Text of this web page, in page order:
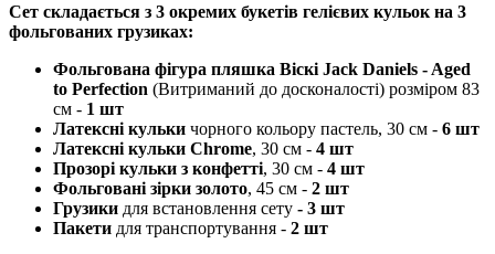
Сет складається з 3 окремих букетів гелієвих кульок на 3
фольгованих грузиках:
Фольгована фігура пляшка Віскі Jack Daniels - Aged
to Perfection (Витриманий до досконалості) розміром 83
см - 1 шт
Латексні кульки чорного кольору пастель, 30 см - 6 шт
Латексні кульки Chrome, 30 см - 4 шт
Прозорі кульки з конфетті, 30 см - 4 шт
Фольговані зірки золото, 45 см - 2 шт
Грузики для встановлення сету - 3 шт
Пакети для транспортування - 2 шт